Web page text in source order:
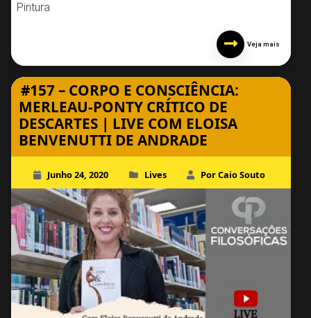
Pintura
Veja mais
#157 – CORPO E CONSCIÊNCIA:
MERLEAU-PONTY CRÍTICO DE
DESCARTES | LIVE COM ELOISA
BENVENUTTI DE ANDRADE
Junho 24, 2020 Lives Por Caio Souto